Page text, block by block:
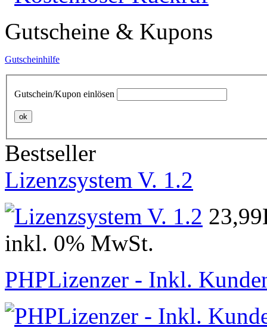
Gutscheine & Kupons
Gutscheinhilfe
Gutschein/Kupon einlösen
ok
Bestseller
Lizenzsystem V. 1.2
inkl. 0% MwSt.
PHPLizenzer - Inkl.